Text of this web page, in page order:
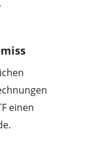
einen